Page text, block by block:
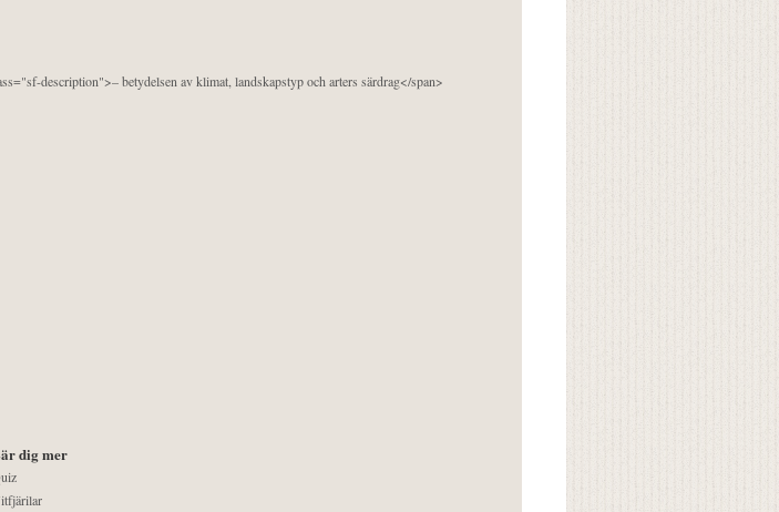
description">– betydelsen av klimat, landskapstyp och arters särdrag</span>
dig mer